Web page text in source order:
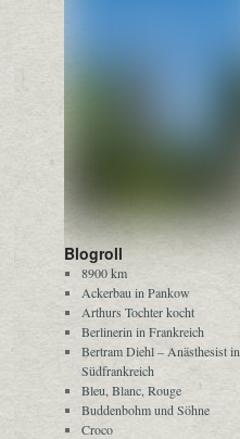
Blogroll
8900 km
Ackerbau in Pankow
Arthurs Tochter kocht
Berlinerin in Frankreich
Bertram Diehl – Anästhesist in
Südfrankreich
Bleu, Blanc, Rouge
Buddenbohm und Söhne
Croco